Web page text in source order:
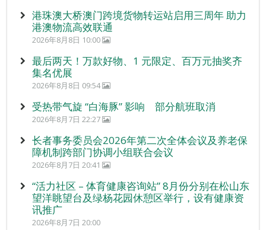
港珠澳大桥澳门跨境货物转运站启用三周年 助力
港澳物流高效联通
2026年8月8日 10:00
最后两天！万款好物、1 元限定、百万元抽奖齐
集名优展
2026年8月8日 09:54
受热带气旋 “白海豚” 影响 部分航班取消
2026年8月7日 22:27
长者事务委员会2026年第二次全体会议及养老保
障机制跨部门协调小组联合会议
2026年8月7日 20:41
“活力社区 – 体育健康咨询站” 8月份分别在松山东
望洋眺望台及绿杨花园休憩区举行，设有健康资
讯推广
2026年8月7日 20:00